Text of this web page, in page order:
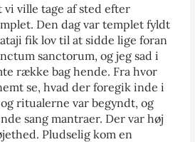
vi ville tage af sted efter
Den dag var templet fyldt
fik lov til at sidde lige foran
sanctorum, og jeg sad i
række bag hende. Fra hvor
se, hvad der foregik inde i
ritualerne var begyndt, og
sang mantraer. Der var høj
Pludselig kom en